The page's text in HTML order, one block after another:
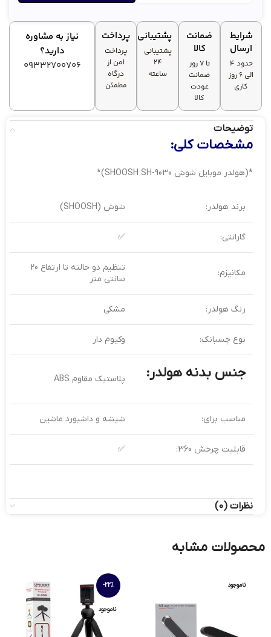
شرایط
ارسال
حدود 4
الی 6 روز
کاری
ضمانت
کالا
تا ۷ روز
ضمانت
عودت
کالا
پشتیبانی
پشتیبانی
۲۴
ساعته
پرداخت
پرداخت
امن از
درگاه
مطمئن
نیاز به مشاوره
دارید؟
09332700706
توضیحات
مشخصات کلی:
*(هولدر موبایل شوش SHOOSH SH-9030)*
برند هولدر: شوش (SHOOSH)
گارانتی: ✅
مکانیزم:
تنظیم دو حالته تا ارتفاع 20
سانتی متر
رنگ هولدر: مشکی
نوع چسبانک: وکیوم دار
جنس بدنه هولدر: پلاستیک مقاوم ABS
مناسب برای: شیشه و داشبورد ماشین
قابلیت چرخش 360: ✅
نظرات (0)
محصولات مشابه
ناموجود -22%
ناموجود